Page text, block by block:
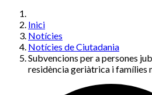
Inici
Notícies
Notícies de Ciutadania
Subvencions per a persones
residència geriàtrica i famílies